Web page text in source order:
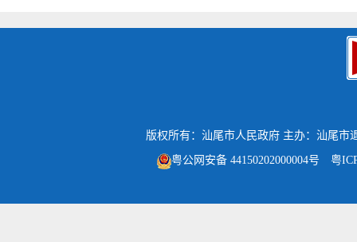
版权所有：汕尾市人民政府 主办：汕尾市
粤公网安备 44150202000004号 粤